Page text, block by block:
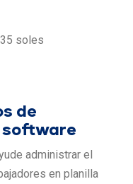
soles
de
software
administrar el
en planilla